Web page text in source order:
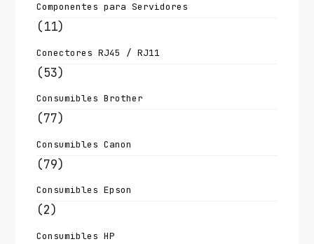
Componentes para Servidores
(11)
Conectores RJ45 / RJ11
(53)
Consumibles Brother
(77)
Consumibles Canon
(79)
Consumibles Epson
(2)
Consumibles HP